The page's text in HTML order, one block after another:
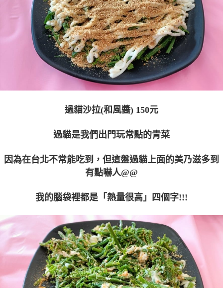
過貓沙拉(和風醬) 150元
過貓是我們出門玩常點的青菜
因為在台北不常能吃到，但這盤過貓上面的美乃滋多到
有點嚇人@@
我的腦袋裡都是「熱量很高」四個字!!!